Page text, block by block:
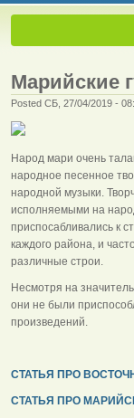
Марийские
Posted СБ, 27/04/2019 -
Народ мари очень
народное песенное
народной музыки.
исполняемыми на
приспосабливались к
каждого района, и
различные строи.
Несмотря на
они не были
произведений.
СТАТЬЯ ПРО
СТАТЬЯ ПРО